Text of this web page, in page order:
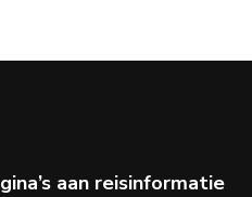
aan reisinformatie